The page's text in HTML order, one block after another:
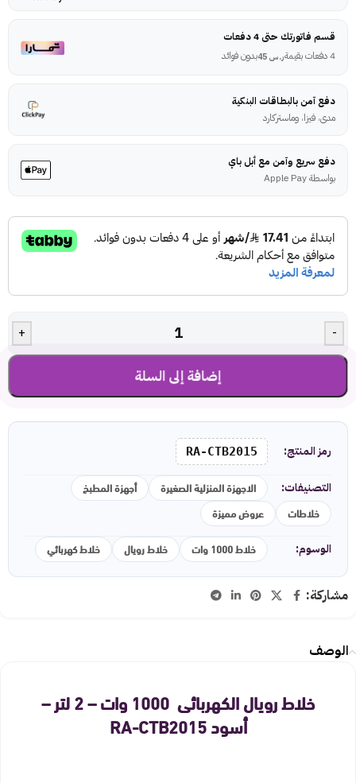
قسم فاتورتك حتى 4 دفعات
4 دفعات بقيمة
ر.س بدون فوائد
دفع آمن بالبطاقات البنكية
مدى، فيزا، وماستركارد
دفع سريع وآمن مع أبل باي
بواسطة Apple Pay
-
+
إضافة إلى السلة
رمز المنتج: RA-CTB2015
التصنيفات: الاجهزة المنزلية الصغيرة
أجهزة المطبخ
خلاطات
عروض مميزة
الوسوم: خلاط 1000 وات خلاط رويال خلاط كهربائي
مشاركة:
الوصف
خلاط رويال الكهربائى 1000 وات – 2 لتر –
أسود RA-CTB2015